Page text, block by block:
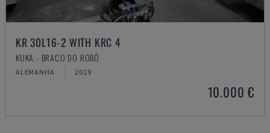
KR 30L16-2 WITH KRC 4
KUKA - BRAÇO DO ROBÔ
ALEMANHA 2019
10.000 €